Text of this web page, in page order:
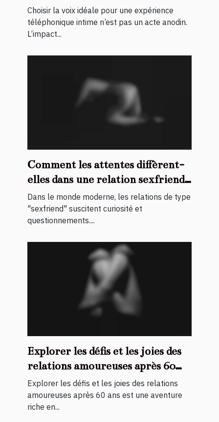
téléphonique intime ?
Choisir la voix idéale pour une expérience
téléphonique intime n’est pas un acte anodin.
L’impact...
Comment les attentes diffèrent-
elles dans une relation sexfriend
?
Dans le monde moderne, les relations de type
"sexfriend" suscitent curiosité et
questionnements....
Explorer les défis et les joies des
relations amoureuses après 60
ans
Explorer les défis et les joies des relations
amoureuses après 60 ans est une aventure
riche en...